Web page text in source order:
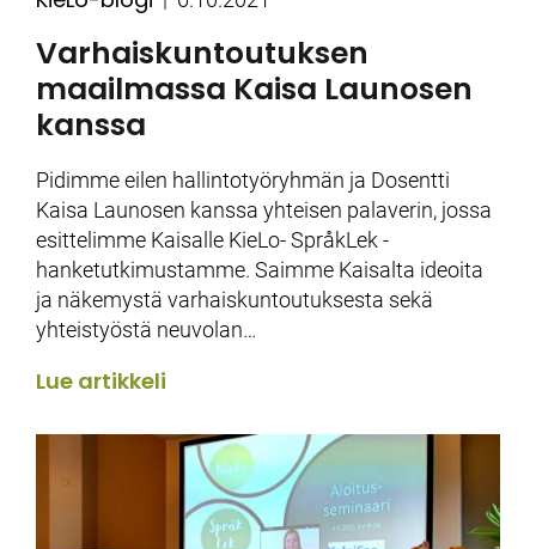
Varhaiskuntoutuksen
maailmassa Kaisa Launosen
kanssa
Pidimme eilen hallintotyöryhmän ja Dosentti
Kaisa Launosen kanssa yhteisen palaverin, jossa
esittelimme Kaisalle KieLo- SpråkLek -
hanketutkimustamme. Saimme Kaisalta ideoita
ja näkemystä varhaiskuntoutuksesta sekä
yhteistyöstä neuvolan…
Lue artikkeli